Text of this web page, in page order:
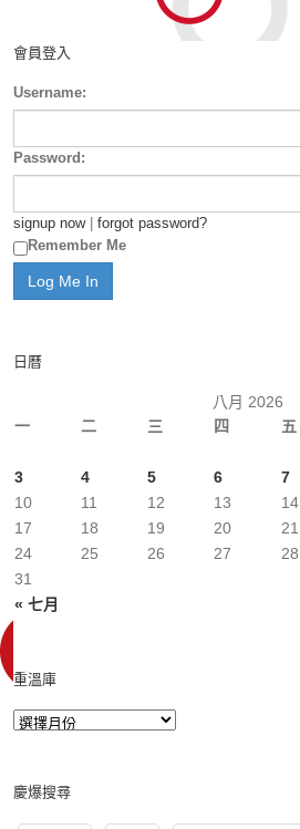
會員登入
Username:
Password:
signup now| forgot password?
Remember Me
日曆
八月 2026
一
二 三 四 五
« 七月
3
4 5 6 7
10
11 12 13 14
17
18 19 20 21
24
25 26 27 28
31
重溫庫
慶爆搜尋